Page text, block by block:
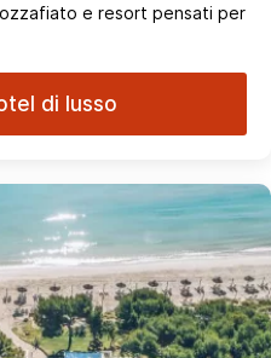
e resort pensati per
di lusso